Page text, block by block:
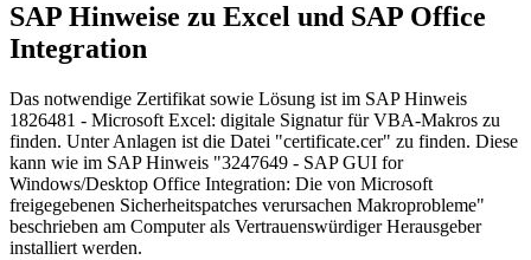
SAP Hinweise zu Excel und SAP Office
Integration
Das notwendige Zertifikat sowie Lösung ist im SAP Hinweis
1826481 - Microsoft Excel: digitale Signatur für VBA-Makros zu
finden. Unter Anlagen ist die Datei "certificate.cer" zu finden. Diese
kann wie im SAP Hinweis "3247649 - SAP GUI for
Windows/Desktop Office Integration: Die von Microsoft
freigegebenen Sicherheitspatches verursachen Makroprobleme"
beschrieben am Computer als Vertrauenswürdiger Herausgeber
installiert werden.